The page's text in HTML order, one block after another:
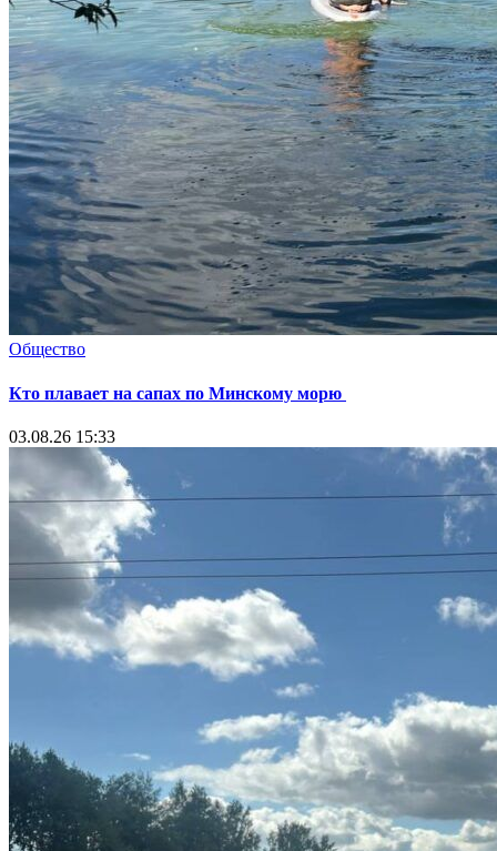
Общество
Кто плавает на сапах по Минскому морю
03.08.26 15:33